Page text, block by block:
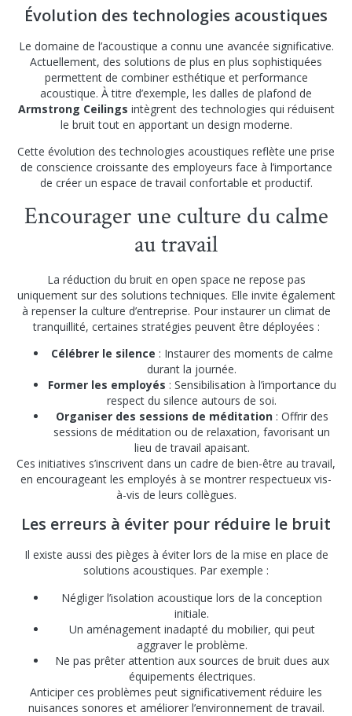
Évolution des technologies acoustiques
Le domaine de l’acoustique a connu une avancée significative.
Actuellement, des solutions de plus en plus sophistiquées
permettent de combiner esthétique et performance
acoustique. À titre d’exemple, les dalles de plafond de
Armstrong Ceilings intègrent des technologies qui réduisent
le bruit tout en apportant un design moderne.
Cette évolution des technologies acoustiques reflète une prise
de conscience croissante des employeurs face à l’importance
de créer un espace de travail confortable et productif.
Encourager une culture du calme
au travail
La réduction du bruit en open space ne repose pas
uniquement sur des solutions techniques. Elle invite également
à repenser la culture d’entreprise. Pour instaurer un climat de
tranquillité, certaines stratégies peuvent être déployées :
Célébrer le silence : Instaurer des moments de calme
durant la journée.
Former les employés : Sensibilisation à l’importance du
respect du silence autours de soi.
Organiser des sessions de méditation: Offrir des
sessions de méditation ou de relaxation, favorisant un
lieu de travail apaisant.
Ces initiatives s’inscrivent dans un cadre de bien-être au travail,
en encourageant les employés à se montrer respectueux vis-
à-vis de leurs collègues.
Les erreurs à éviter pour réduire le bruit
Il existe aussi des pièges à éviter lors de la mise en place de
solutions acoustiques. Par exemple :
Négliger l’isolation acoustique lors de la conception
initiale.
Un aménagement inadapté du mobilier, qui peut
aggraver le problème.
Ne pas prêter attention aux sources de bruit dues aux
équipements électriques.
Anticiper ces problèmes peut significativement réduire les
nuisances sonores et améliorer l’environnement de travail.